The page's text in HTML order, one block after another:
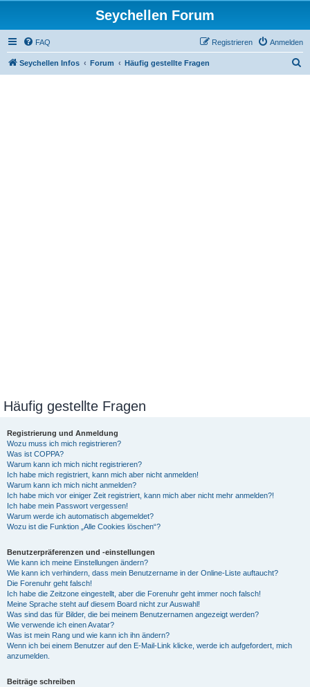
Seychellen Forum
FAQ Anmelden
Registrieren
Seychellen Infos Forum Häufig gestellte Fragen
Häufig gestellte Fragen
Registrierung und Anmeldung
Wozu muss ich mich registrieren?
Was ist COPPA?
Warum kann ich mich nicht registrieren?
Ich habe mich registriert, kann mich aber nicht anmelden!
Warum kann ich mich nicht anmelden?
Ich habe mich vor einiger Zeit registriert, kann mich aber nicht mehr anmelden?!
Ich habe mein Passwort vergessen!
Warum werde ich automatisch abgemeldet?
Wozu ist die Funktion „Alle Cookies löschen“?
Benutzerpräferenzen und -einstellungen
Wie kann ich meine Einstellungen ändern?
Wie kann ich verhindern, dass mein Benutzername in der Online-Liste auftaucht?
Die Forenuhr geht falsch!
Ich habe die Zeitzone eingestellt, aber die Forenuhr geht immer noch falsch!
Meine Sprache steht auf diesem Board nicht zur Auswahl!
Was sind das für Bilder, die bei meinem Benutzernamen angezeigt werden?
Wie verwende ich einen Avatar?
Was ist mein Rang und wie kann ich ihn ändern?
Wenn ich bei einem Benutzer auf den E-Mail-Link klicke, werde ich aufgefordert, mich
anzumelden.
Beiträge schreiben